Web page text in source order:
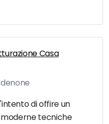
Casa
di offire un
moderne tecniche